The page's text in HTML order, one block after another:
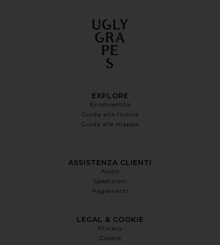
EXPLORE
Enodiversità
Guida alla ricerca
Guida alle mappe
ASSISTENZA CLIENTI
Aiuto
Spedizioni
Pagamenti
LEGAL & COOKIE
Privacy
Cookie